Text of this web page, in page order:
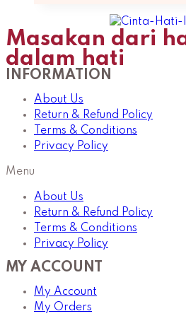
Masakan dari
dalam hati
INFORMATION
About Us
Return & Refund Policy
Terms & Conditions
Privacy Policy
Menu
About Us
Return & Refund Policy
Terms & Conditions
Privacy Policy
MY ACCOUNT
My Account
My Orders